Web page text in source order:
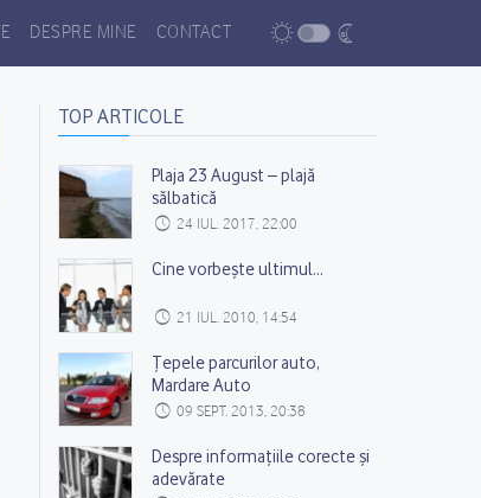
DESPRE MINE CONTACT
TOP ARTICOLE
Plaja 23 August – plajă
sălbatică
24 IUL. 2017, 22:00
Cine vorbeşte ultimul…
21 IUL. 2010, 14:54
Țepele parcurilor auto,
Mardare Auto
09 SEPT. 2013, 20:38
Despre informațiile corecte și
adevărate